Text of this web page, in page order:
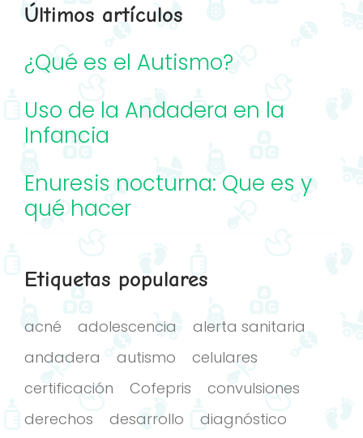
Últimos artículos
¿Qué es el Autismo?
Uso de la Andadera en la
Infancia
Enuresis nocturna: Que es y
qué hacer
Etiquetas populares
acné adolescencia
alerta sanitaria
andadera
autismo
celulares
certificación
Cofepris
convulsiones
derechos
desarrollo
diagnóstico